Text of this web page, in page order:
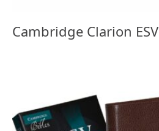
Cambridge Clarion ESV